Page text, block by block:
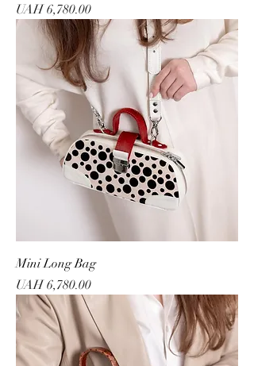
Price
UAH 6,780.00
Mini Long Bag
Price
UAH 6,780.00